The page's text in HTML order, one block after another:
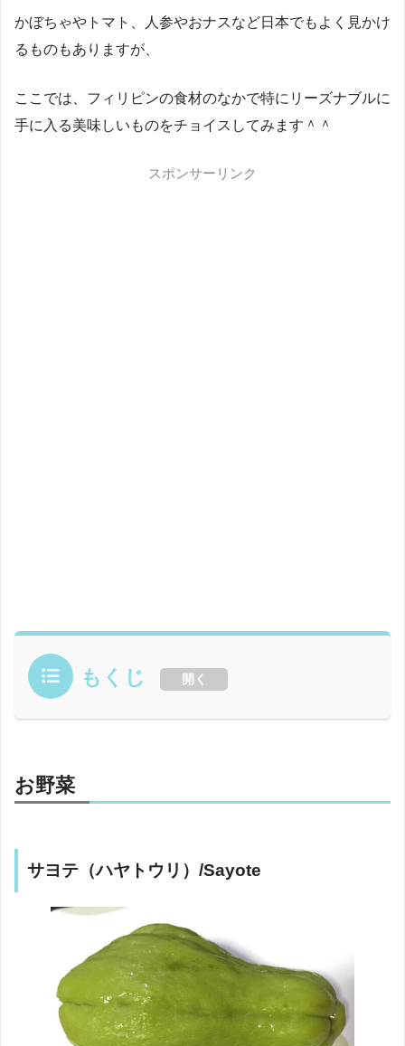
かぼちゃやトマト、人参やおナスなど日本でもよく見かけ
るものもありますが、
ここでは、フィリピンの食材のなかで特にリーズナブルに
手に入る美味しいものをチョイスしてみます＾＾
スポンサーリンク
もくじ 開く
お野菜
サヨテ（ハヤトウリ）/Sayote